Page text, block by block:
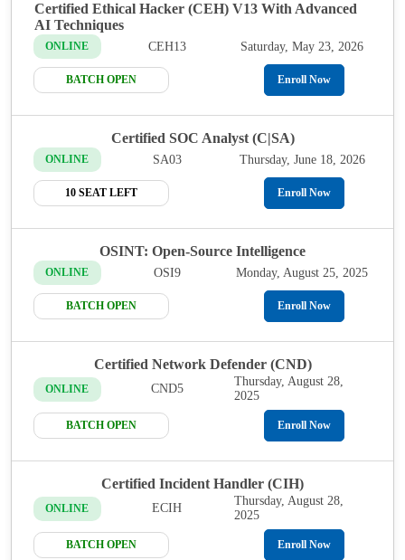
Certified Ethical Hacker (CEH) V13 With Advanced
AI Techniques
ONLINE CEH13 Saturday, May 23, 2026
BATCH OPEN Enroll Now
Certified SOC Analyst (C|SA)
ONLINE SA03 Thursday, June 18, 2026
10 SEAT LEFT Enroll Now
OSINT: Open-Source Intelligence
ONLINE OSI9 Monday, August 25, 2025
BATCH OPEN Enroll Now
Certified Network Defender (CND)
ONLINE CND5
Thursday, August 28,
2025
BATCH OPEN Enroll Now
Certified Incident Handler (CIH)
ONLINE ECIH
Thursday, August 28,
2025
BATCH OPEN Enroll Now